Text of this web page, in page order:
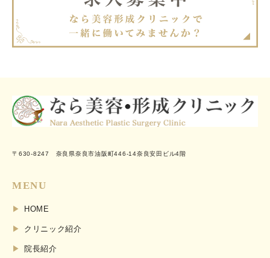
〒630-8247 奈良県奈良市油阪町446-14奈良安田ビル4階
MENU
HOME
クリニック紹介
院長紹介